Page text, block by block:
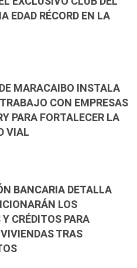
EDAD RÉCORD EN LA
MARACAIBO INSTALA
CON EMPRESAS
PARA FORTALECER LA
VIAL
BANCARIA DETALLA
LOS
CRÉDITOS PARA
TRAS